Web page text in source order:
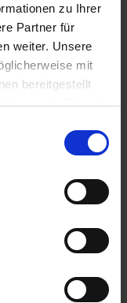
zu Ihrer
Partner für
weiter. Unsere
mit
bereitgestellt
der Dienste
nutzen.
cart
hose 465mm.